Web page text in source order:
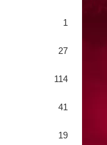
1
27
114
41
19